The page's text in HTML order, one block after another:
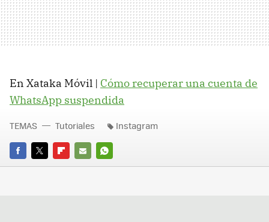
En Xataka Móvil | Cómo recuperar una cuenta de
WhatsApp suspendida
FACEBOOK
TWITTERFLIPBOARD
E-
WHATSAPP
TEMAS Tutoriales Instagram